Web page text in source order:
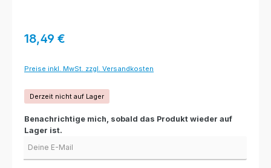
Regulärer Preis:
18,49 €
Preise inkl. MwSt. zzgl. Versandkosten
Derzeit nicht auf Lager
Benachrichtige mich, sobald das Produkt wieder auf
Lager ist.